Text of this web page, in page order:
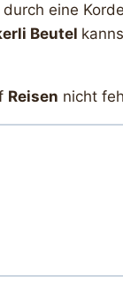
eine
Beutel
Reisen nicht